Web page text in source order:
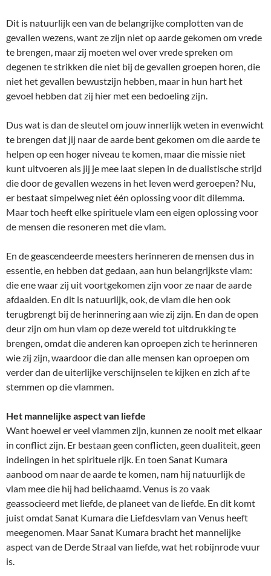
Dit is natuurlijk een van de belangrijke complotten van de
gevallen wezens, want ze zijn niet op aarde gekomen om vrede
te brengen, maar zij moeten wel over vrede spreken om
degenen te strikken die niet bij de gevallen groepen horen, die
niet het gevallen bewustzijn hebben, maar in hun hart het
gevoel hebben dat zij hier met een bedoeling zijn.
Dus wat is dan de sleutel om jouw innerlijk weten in evenwicht
te brengen dat jij naar de aarde bent gekomen om die aarde te
helpen op een hoger niveau te komen, maar die missie niet
kunt uitvoeren als jij je mee laat slepen in de dualistische strijd
die door de gevallen wezens in het leven werd geroepen? Nu,
er bestaat simpelweg niet één oplossing voor dit dilemma.
Maar toch heeft elke spirituele vlam een eigen oplossing voor
de mensen die resoneren met die vlam.
En de geascendeerde meesters herinneren de mensen dus in
essentie, en hebben dat gedaan, aan hun belangrijkste vlam:
die ene waar zij uit voortgekomen zijn voor ze naar de aarde
afdaalden. En dit is natuurlijk, ook, de vlam die hen ook
terugbrengt bij de herinnering aan wie zij zijn. En dan de open
deur zijn om hun vlam op deze wereld tot uitdrukking te
brengen, omdat die anderen kan oproepen zich te herinneren
wie zij zijn, waardoor die dan alle mensen kan oproepen om
verder dan de uiterlijke verschijnselen te kijken en zich af te
stemmen op die vlammen.
Het mannelijke aspect van liefde
Want hoewel er veel vlammen zijn, kunnen ze nooit met elkaar
in conflict zijn. Er bestaan geen conflicten, geen dualiteit, geen
indelingen in het spirituele rijk. En toen Sanat Kumara
aanbood om naar de aarde te komen, nam hij natuurlijk de
vlam mee die hij had belichaamd. Venus is zo vaak
geassocieerd met liefde, de planeet van de liefde. En dit komt
juist omdat Sanat Kumara die Liefdesvlam van Venus heeft
meegenomen. Maar Sanat Kumara bracht het mannelijke
aspect van de Derde Straal van liefde, wat het robijnrode vuur
is.